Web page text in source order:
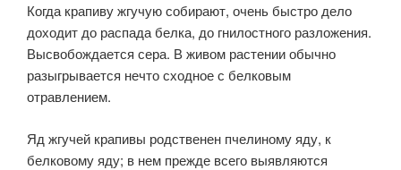
Когда крапиву жгучую собирают, очень быстро дело
доходит до распада белка, до гнилостного разложения.
Высвобождается сера. В живом растении обычно
разыгрывается нечто сходное с белковым
отравлением.
Яд жгучей крапивы родственен пчелиному яду, к
белковому яду; в нем прежде всего выявляются